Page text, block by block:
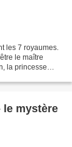
les 7 royaumes.
le maître
la princesse
le mystère